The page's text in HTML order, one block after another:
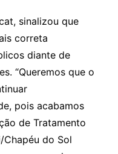
sinalizou que
correta
diante de
“Queremos que o
pois acabamos
de Tratamento
Chapéu do Sol